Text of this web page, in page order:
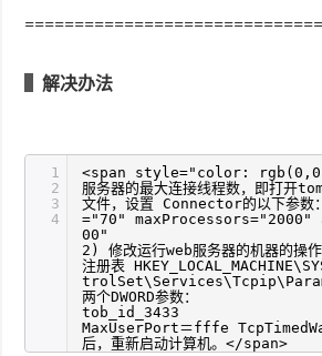
解决办法
1
2
3
4
<span style="color:
服务器的最大连接线程数，即打开
文件，设置 Connector的以下参
="70" maxProcessors="2000"
00"
2) 修改运行web服务器的机器的操
注册表
两个DWORD参数：
tob_id_3433
MaxUserPort＝fffe
后，重新启动计算机。</span>